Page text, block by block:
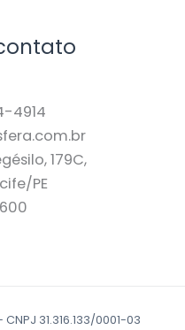
4914
179C,
PE
31.316.133/0001-03